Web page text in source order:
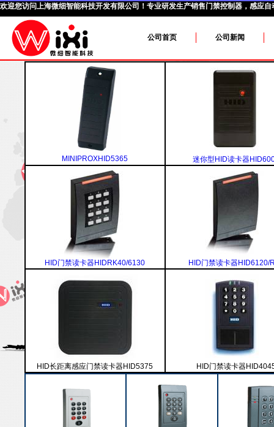
欢迎您访问上海微细智能科技开发有限公司 ！专业研发生产销售门禁控制器，感应
公司首页 公司新闻
MINIPROXHID5365 迷你型HID读卡器
HID门禁读卡器HIDRK40/6130 HID门禁读卡器HID6120/
HID长距离感应门禁读卡器HID5375 HID门禁读卡器